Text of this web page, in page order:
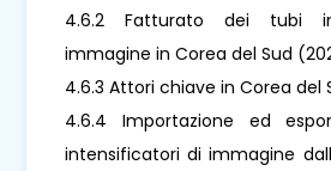
4.6.2 Fatturato dei tubi
immagine in Corea del Sud
4.6.3 Attori chiave in Corea del
4.6.4 Importazione ed
intensificatori di immagine